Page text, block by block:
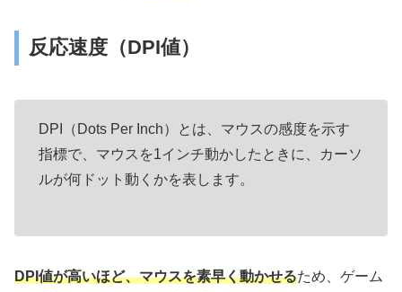
反応速度（DPI値）
DPI（Dots Per Inch）とは、マウスの感度を示す
指標で、マウスを1インチ動かしたときに、カーソ
ルが何ドット動くかを表します。
DPI値が高いほど、マウスを素早く動かせるため、ゲーム